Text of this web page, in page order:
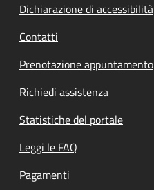
Dichiarazione di accessibilità
Contatti
Prenotazione appuntamento
Richiedi assistenza
Statistiche del portale
Leggi le FAQ
Pagamenti